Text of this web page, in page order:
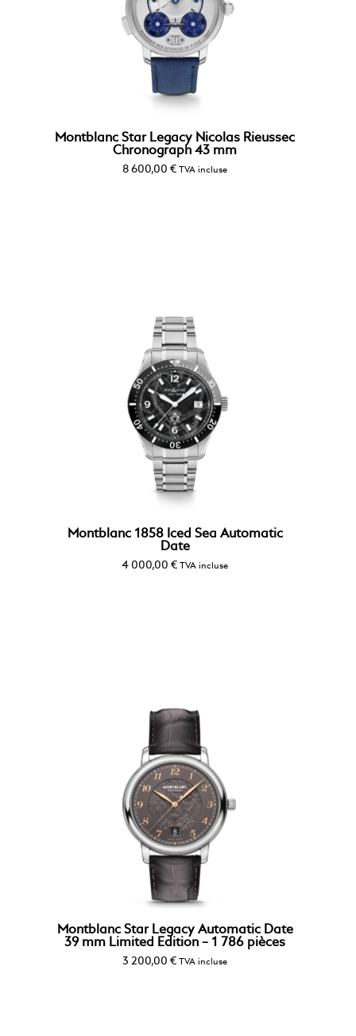
Montblanc Star Legacy Nicolas Rieussec
Chronograph 43 mm
8 600,00 € TVA incluse
Montblanc 1858 Iced Sea Automatic
Date
4 000,00 € TVA incluse
Montblanc Star Legacy Automatic Date
39 mm Limited Edition – 1 786 pièces
3 200,00 € TVA incluse